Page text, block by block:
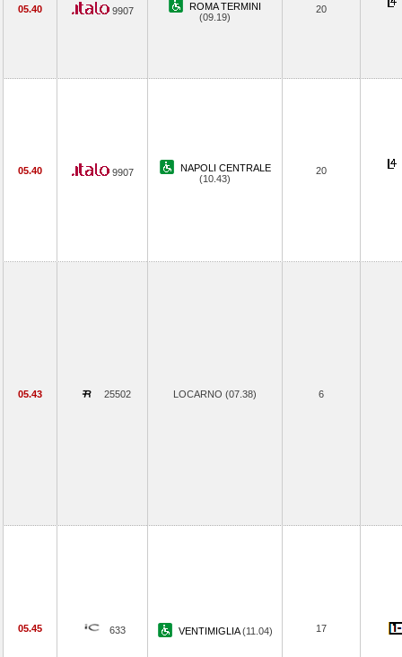
05.40 9907
ROMA TERMINI
(09.19)
20
05.40 9907
NAPOLI CENTRALE
(10.43)
20
05.43 25502 LOCARNO (07.38) 6
05.45 633 VENTIMIGLIA(11.04) 17